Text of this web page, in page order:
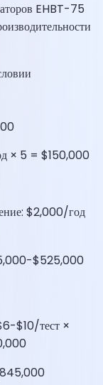
EHBT-75
× 5 = $150,000
$2,000/год
$525,000
$10/тест ×